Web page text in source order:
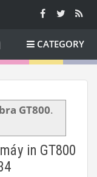
CATEGORY
GT800.
in GT800